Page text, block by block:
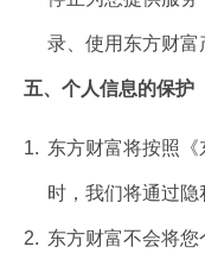
录、使用东方财
五、个人信息的保护
1. 东方财富将按照
时，我们将通过
2. 东方财富不会将